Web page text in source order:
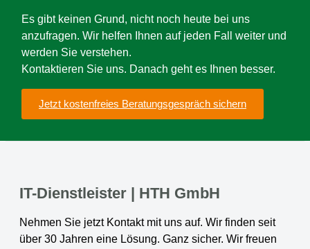
Es gibt keinen Grund, nicht noch heute bei uns
anzufragen. Wir helfen Ihnen auf jeden Fall weiter und
werden Sie verstehen.
Kontaktieren Sie uns. Danach geht es Ihnen besser.
Jetzt kostenfreies Beratungsgespräch sichern
IT-Dienstleister | HTH GmbH
Nehmen Sie jetzt Kontakt mit uns auf. Wir finden seit
über 30 Jahren eine Lösung. Ganz sicher. Wir freuen